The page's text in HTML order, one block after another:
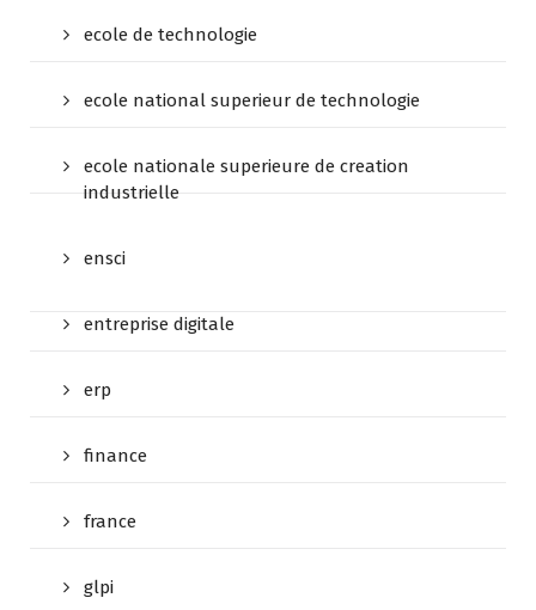
ecole de technologie
ecole national superieur de technologie
ecole nationale superieure de creation
industrielle
ensci
entreprise digitale
erp
finance
france
glpi